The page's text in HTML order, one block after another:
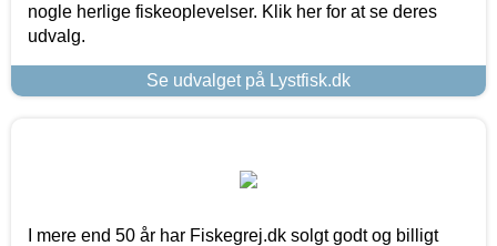
nogle herlige fiskeoplevelser. Klik her for at se deres
udvalg.
Se udvalget på Lystfisk.dk
I mere end 50 år har Fiskegrej.dk solgt godt og billigt